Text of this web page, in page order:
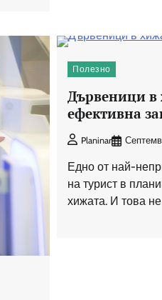
Полезно
Дървеници в
ефективна
Planinar
Едно от най-
на турист в
хижата. И това